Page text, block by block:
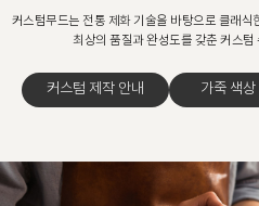
커스텀무드는 전통 제화 기술을 바탕으로 클래
최상의 품질과 완성도를 갖춘 커스
커스텀 제작 안내 가죽 색상